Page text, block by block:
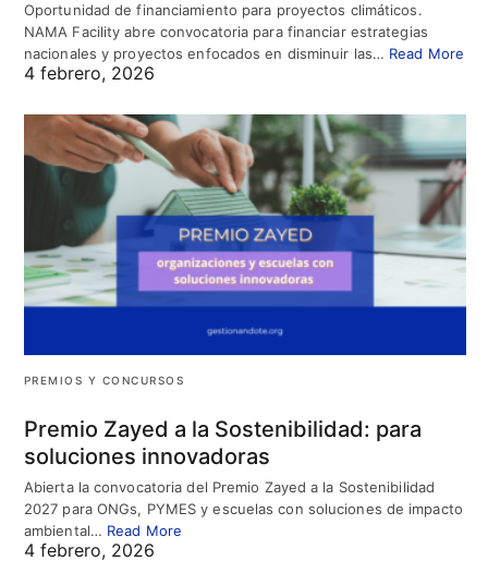
Oportunidad de financiamiento para proyectos climáticos.
NAMA Facility abre convocatoria para financiar estrategias
nacionales y proyectos enfocados en disminuir las… Read More
4 febrero, 2026
PREMIOS Y CONCURSOS
Premio Zayed a la Sostenibilidad: para
soluciones innovadoras
Abierta la convocatoria del Premio Zayed a la Sostenibilidad
2027 para ONGs, PYMES y escuelas con soluciones de impacto
ambiental… Read More
4 febrero, 2026